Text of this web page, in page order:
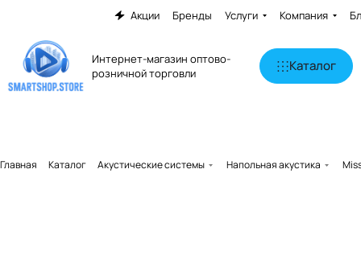
Акции Бренды Услуги Компания
Интернет-магазин оптово-
розничной торговли
Каталог
Главная Каталог Акустические системы Напольная акустика